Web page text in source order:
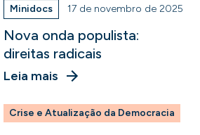
Minidocs 17 de novembro de 2025
Nova onda populista:
direitas radicais
Leia mais
Crise e Atualização da Democracia